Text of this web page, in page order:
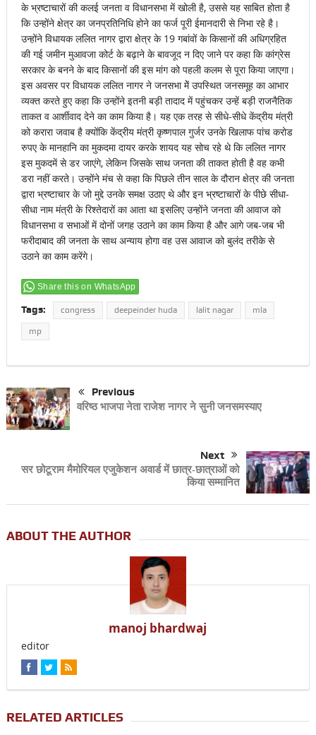
के भ्रष्टाचारों की कलई जनता व विधानसभा में खोली है, उससे यह साबित होता है
कि उन्होंने क्षेत्र का जनप्रतिनिधि होने का फर्ज पूरी ईमानदारी से निभा रहे है।
उन्होंने विधायक ललित नागर द्वारा क्षेत्र के 19 गबांवों के किसानों की अधिग्रहित
की गई जमीन मुआवजा कोर्ट के बढ़ाने के बावजूद न दिए जाने पर कहा कि कांग्रेस
सरकार के बनने के बाद किसानों की इस मांग को पहली कलम से पूरा किया जाएगा।
इस अवसर पर विधायक ललित नागर ने जनसभा मेें उपस्थित जनसमूह का आभार
व्यक्त करते हुए कहा कि उन्होंने इतनी बड़ी तादाद में पहुंचकर उन्हें बड़ी राजनैतिक
ताकत व आर्शीवाद देने का काम किया है। यह एक तरह से सीधे-सीधे केंद्रीय मंत्री
को करारा जवाब है क्योंकि केंद्रीय मंत्री कृष्णपाल गुर्जर उनके खिलाफ पांच करोड
रुपए के मानहानि का मुकदमा दायर करके शायद यह सोच रहे थे कि ललित नागर
इस मुकदमें से डर जाएंगे, लेकिन जिसके साथ जनता की ताकत होती है वह कभी
डरा नहीं करते। उन्होंने मंच से कहा कि पिछले तीन साल के दौरान क्षेत्र की जनता
द्वारा भ्रष्टाचार के जो मुद्दे उनके समक्ष उठाए थे और इन भ्रष्टाचारों के पीछे सीधा-
सीधा नाम मंत्री के रिश्तेदारों का आता था इसलिए उन्होंने जनता की आवाज को
विधानसभा व सभाओं में दोनों जगह उठाने का काम किया है और आगे जब-जब भी
फरीदाबाद की जनता के साथ अन्याय होगा वह उस आवाज को बुलंद तरीके से
उठाने का काम करेंगे।
Share this on WhatsApp
Tags: congress deepeinder huda lalit nagar mla
mp
Previous
वरिष्ठ भाजपा नेता राजेश नागर ने सुनी जनसमस्याए
Next
सर छोटूराम मैमोरियल एजुकेशन अवार्ड में छात्र-छात्राओं को
किया सम्मानित
ABOUT THE AUTHOR
manoj bhardwaj
editor
RELATED ARTICLES